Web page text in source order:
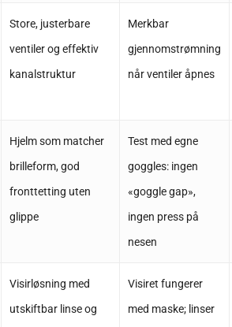
Store, justerbare
ventiler og effektiv
kanalstruktur
Merkbar
gjennomstrømning
når ventiler åpnes
Hjelm som matcher
brilleform, god
fronttetting uten
glippe
Test med egne
goggles: ingen
«goggle gap»,
ingen press på
nesen
Visirløsning med
utskiftbar linse og
Visiret fungerer
med maske; linser